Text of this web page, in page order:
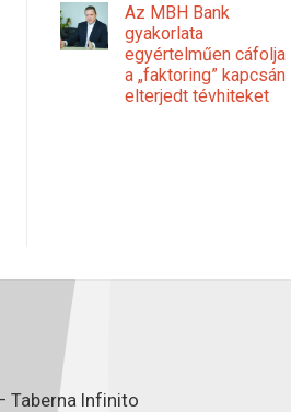
Az MBH Bank
gyakorlata
egyértelműen cáfolja
a „faktoring” kapcsán
elterjedt tévhiteket
Taberna Infinito